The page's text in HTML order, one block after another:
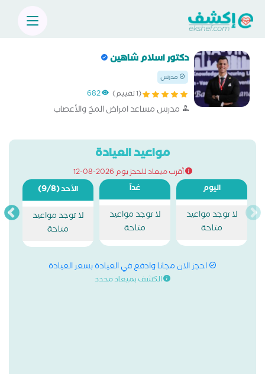
دكتور اسلام شاهين
مدرس
(1 تقييم) 682
مدرس مساعد امراض المخ والأعصاب
مواعيد العيادة
أقرب ميعاد للحجز يوم 2026-08-12
اليوم
لا توجد مواعيد
متاحة
غداً
لا توجد مواعيد
متاحة
الأحد(9/8)
لا توجد مواعيد
متاحة
احجز الان مجانا وادفع في العيادة بسعر العيادة
الكشف بميعاد محدد